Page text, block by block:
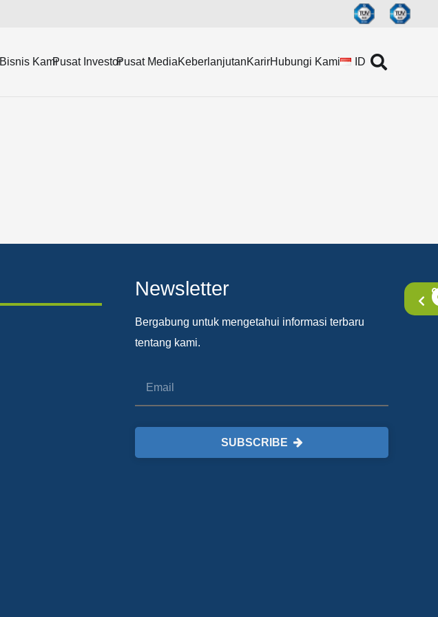
Bisnis KamiPusat InvestorPusat MediaKeberlanjutanKarirHubungi Kami ID
Newsletter
Bergabung untuk mengetahui informasi terbaru
tentang kami.
SUBSCRIBE